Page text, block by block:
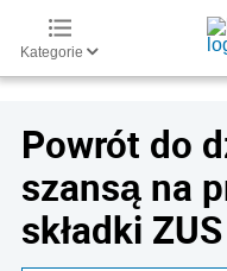
Kategorie
Powrót do
szansą na
składki ZUS